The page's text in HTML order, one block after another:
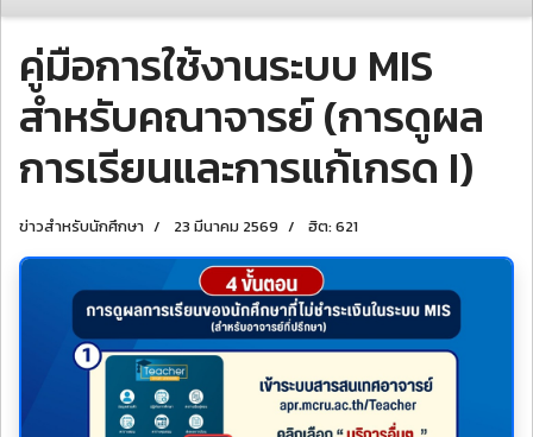
คู่มือการใช้งานระบบ MIS
สำหรับคณาจารย์ (การดูผล
การเรียนและการแก้เกรด I)
ข่าวสำหรับนักศึกษา 23 มีนาคม 2569 ฮิต: 621